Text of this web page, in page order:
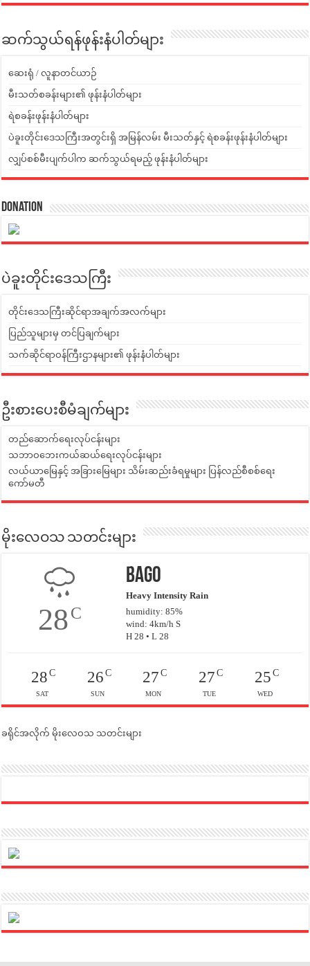
ဆက်သွယ်ရန်ဖုန်းနံပါတ်များ
ဆေးရုံ / လူနာတင်ယာဉ်
မီးသတ်စခန်းများ၏ ဖုန်းနံပါတ်များ
ရဲစခန်းဖုန်းနံပါတ်များ
ပဲခူးတိုင်းဒေသကြီးအတွင်းရှိ အမြန်လမ်း မီးသတ်နှင့် ရဲစခန်းဖုန်းနံပါတ်များ
လျှပ်စစ်မီးပျက်ပါက ဆက်သွယ်ရမည့် ဖုန်းနံပါတ်များ
Donation
ပဲခူးတိုင်းဒေသကြီး
တိုင်းဒေသကြီးဆိုင်ရာအချက်အလက်များ
ပြည်သူများမှ တင်ပြချက်များ
သက်ဆိုင်ရာဝန်ကြီးဌာနများ၏ ဖုန်းနံပါတ်များ
ဦးစားပေးစီမံချက်များ
တည်ဆောက်ရေးလုပ်ငန်းများ
သဘာဝဘေးကယ်ဆယ်ရေးလုပ်ငန်းများ
လယ်ယာမြေနှင့် အခြားမြေများ သိမ်းဆည်းခံရမှုများ ပြန်လည်စီစစ်ရေး
ကော်မတီ
မိုးလေဝသ သတင်းများ
28C
Bago
Heavy Intensity Rain
humidity: 85%
wind: 4km/h S
H 28 • L 28
28C
SAT
26C
SUN
27 C
MON
27C
TUE
25C
WED
ခရိုင်အလိုက် မိုးလေဝသ သတင်းများ